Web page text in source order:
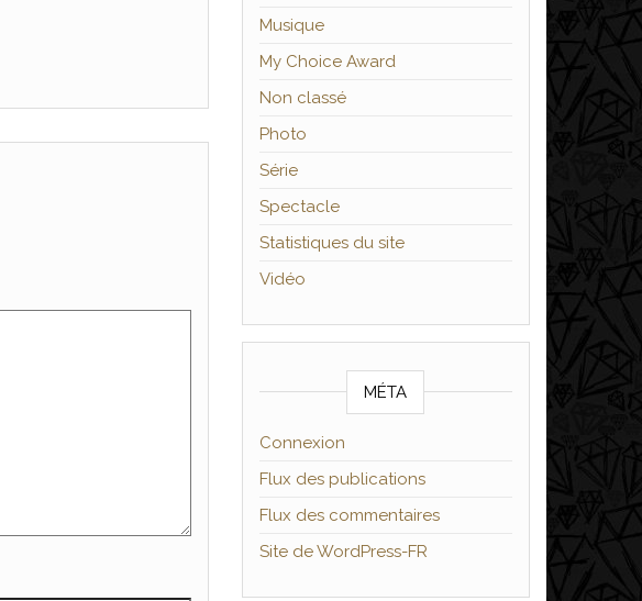
Musique
My Choice Award
Non classé
Photo
Série
Spectacle
Statistiques du site
Vidéo
MÉTA
Connexion
Flux des publications
Flux des commentaires
Site de WordPress-FR